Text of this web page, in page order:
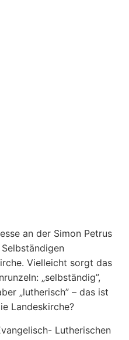
an der Simon Petrus
Vielleicht sorgt das
„selbständig”,
„lutherisch” – das ist
Landeskirche?
Lutherischen